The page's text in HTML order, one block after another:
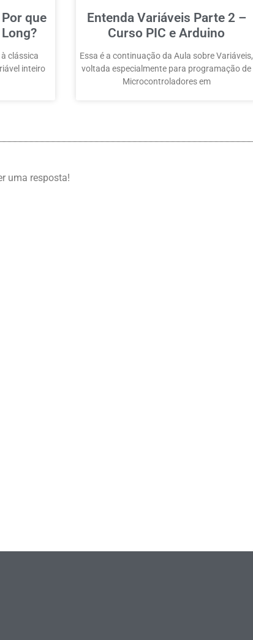
que
clássica
inteiro
Entenda Variáveis Parte 2 –
Curso PIC e Arduino
Essa é a continuação da Aula sobre Variáveis,
voltada especialmente para programação de
Microcontroladores em
uma resposta!